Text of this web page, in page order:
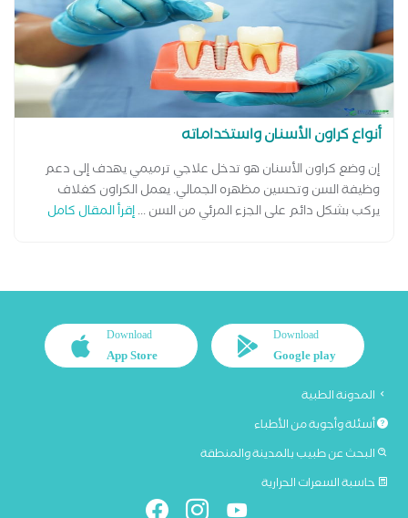
أنواع كراون الأسنان واستخداماته
إن وضع كراون الأسنان هو تدخل علاجي ترميمي يهدف إلى دعم
وظيفة السن وتحسين مظهره الجمالي. يعمل الكراون كغلاف
يركب بشكل دائم على الجزء المرئي من السن ...إقرأ المقال كامل
Download
Google play
Download
App Store
المدونة الطبية
أسئلة وأجوبة من الأطباء
البحث عن طبيب بالمدينة والمنطقة
حاسبة السعرات الحرارية